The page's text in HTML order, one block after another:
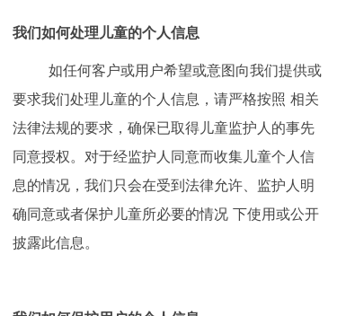
我们如何处理儿童的个人信息
如任何客户或用户希望或意图向我们提供或
要求我们处理儿童的个人信息，请严格按照 相关
法律法规的要求，确保已取得儿童监护人的事先
同意授权。对于经监护人同意而收集儿童个人信
息的情况，我们只会在受到法律允许、监护人明
确同意或者保护儿童所必要的情况 下使用或公开
披露此信息。